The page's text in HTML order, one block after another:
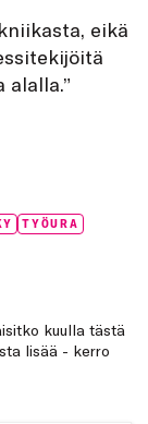
eikä
alalla.”
TYÖURA
kuulla tästä
lisää - kerro